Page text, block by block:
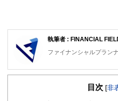
執筆者 : FINANCIAL
ファイナンシャルプラン
FinancialField編集部は、
知識がない方でも理解で
目次 [非